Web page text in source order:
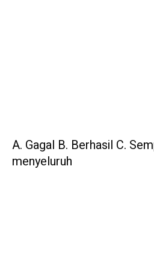
A. Gagal B. Berhasil C.
menyeluruh